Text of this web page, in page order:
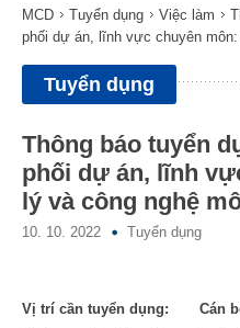
MCD Tuyển dụng Việc làm
phối dự án, lĩnh vực chuyên
Tuyển dụng
Thông báo tuyển
phối dự án, lĩnh
lý và công nghệ
10. 10. 2022 Tuyển dụng
Vị trí cần tuyển dụng:
Cán